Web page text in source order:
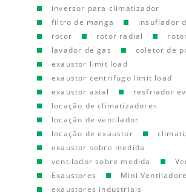
inversor para climatizador
filtro de manga
insuflador
rotor
rotor radial
lavador de gas
coletor de
exaustor limit load
exaustor centrifugo limit load
exaustor axial
resfriador
locação de climatizadores
locação de ventilador
locação de exaustor
exaustor sobre medida
ventilador sobre medida
Exaustores
Mini
exaustores industriais